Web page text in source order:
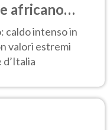
africano
caldo intenso in
valori estremi